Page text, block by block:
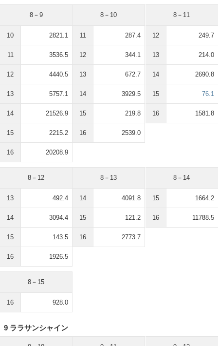
8－9
10 2821.1
11 3536.5
12 4440.5
13 5757.1
14 21526.9
15 2215.2
16 20208.9
8－10
11 287.4
12 344.1
13 672.7
14 3929.5
15 219.8
16 2539.0
8－11
12 249.7
13 214.0
14 2690.8
15 76.1
16 1581.8
8－12
13 492.4
14 3094.4
15 143.5
16 1926.5
8－13
14 4091.8
15 121.2
16 2773.7
8－14
15 1664.2
16 11788.5
8－15
16 928.0
9 ララサンシャイン